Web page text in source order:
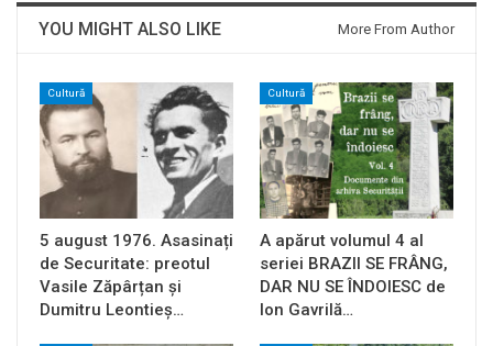
YOU MIGHT ALSO LIKE More From Author
Cultură
5 august 1976. Asasinați
de Securitate: preotul
Vasile Zăpârțan și
Dumitru Leontieș…
Cultură
A apărut volumul 4 al
seriei BRAZII SE FRÂNG,
DAR NU SE ÎNDOIESC de
Ion Gavrilă…